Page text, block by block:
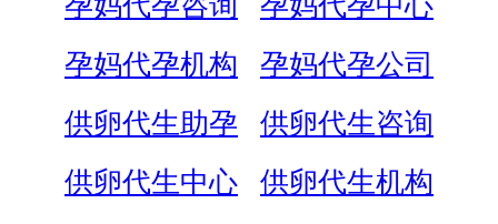
孕妈代孕机构
孕妈代孕公司
供卵代生助孕
供卵代生咨询
供卵代生中心
供卵代生机构